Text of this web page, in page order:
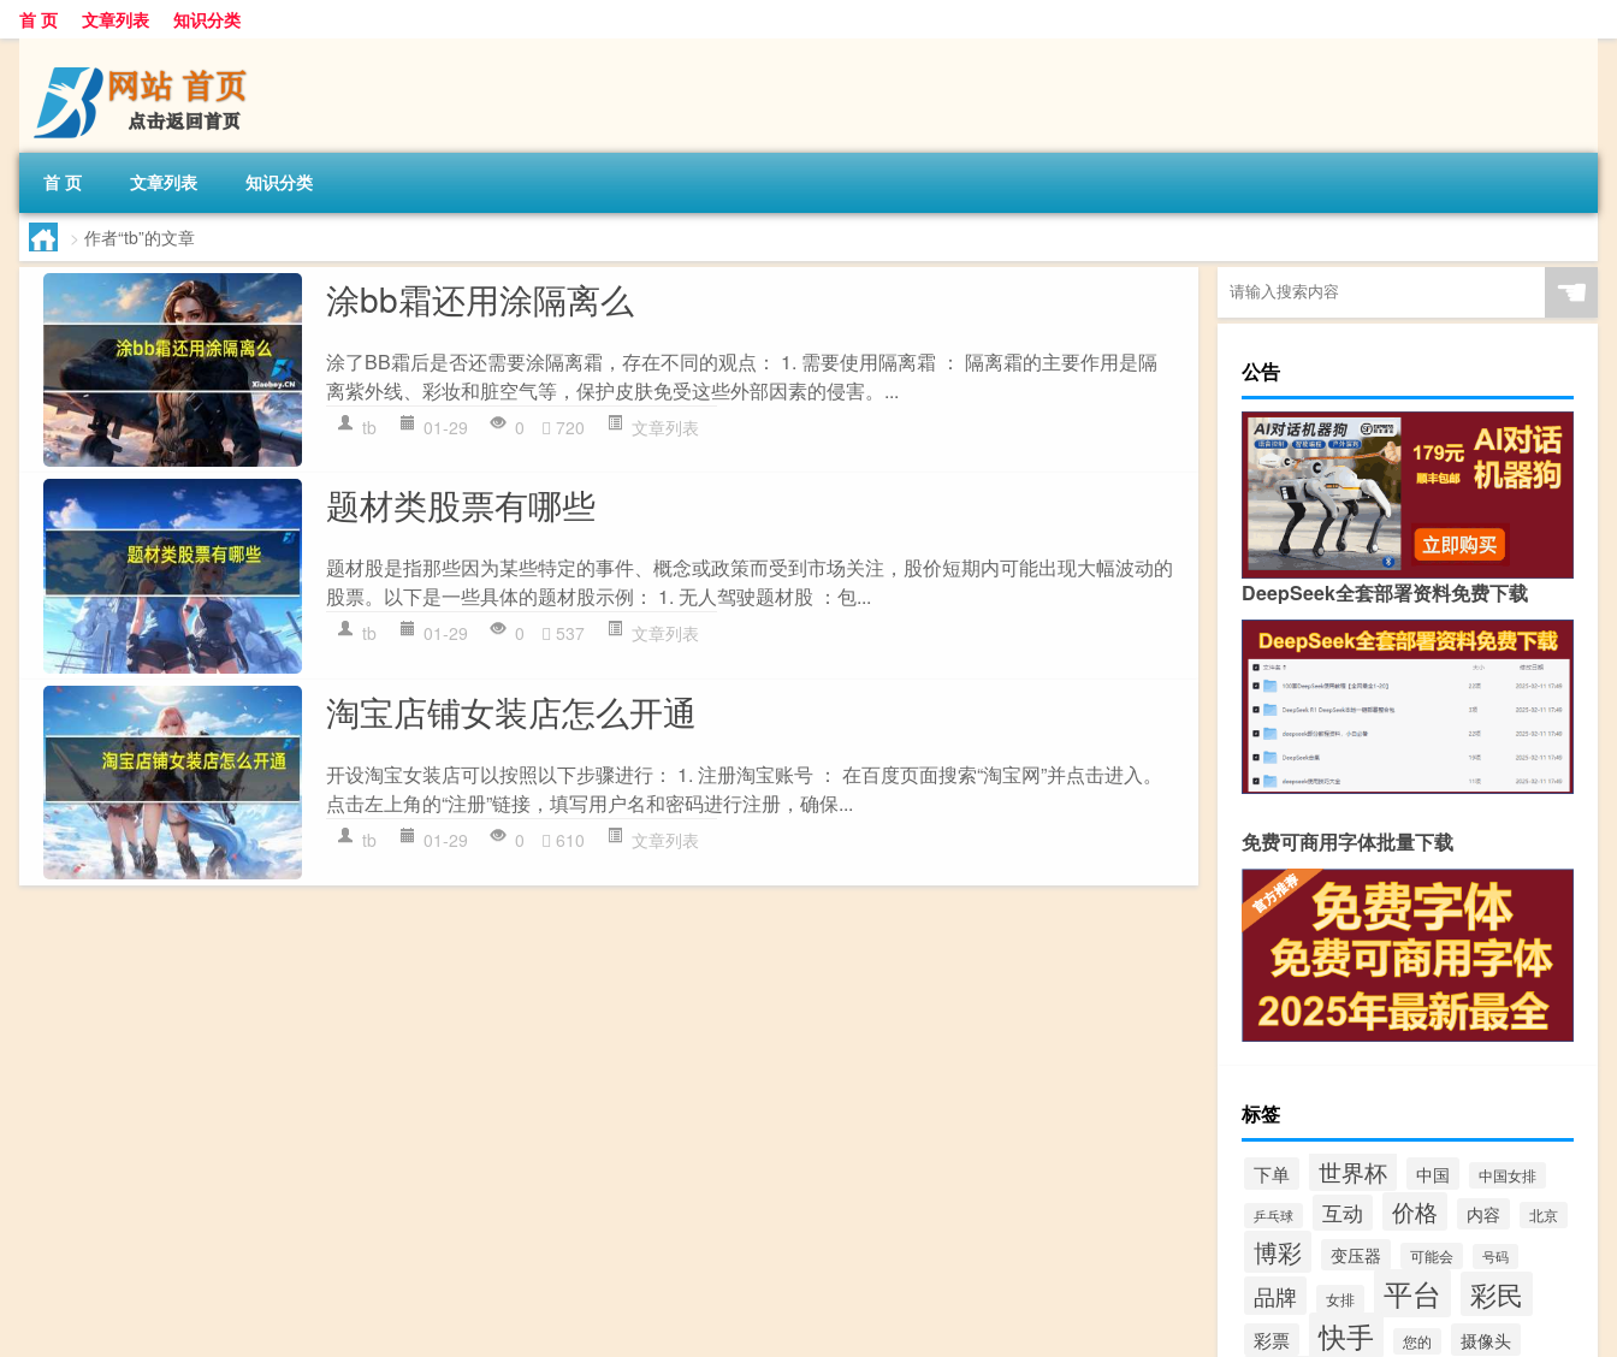
首 页 文章列表 知识分类
首 页 文章列表 知识分类
> 作者“tb”的文章
涂bb霜还用涂隔离么
涂了BB霜后是否还需要涂隔离霜，存在不同的观点： 1. 需要使用隔离霜 ： 隔离霜的主要作用是隔
离紫外线、彩妆和脏空气等，保护皮肤免受这些外部因素的侵害。...
tb 01-29 0 720 文章列表
题材类股票有哪些
题材股是指那些因为某些特定的事件、概念或政策而受到市场关注，股价短期内可能出现大幅波动的
股票。以下是一些具体的题材股示例： 1. 无人驾驶题材股 ：包...
tb 01-29 0 537 文章列表
淘宝店铺女装店怎么开通
开设淘宝女装店可以按照以下步骤进行： 1. 注册淘宝账号 ： 在百度页面搜索“淘宝网”并点击进入。
点击左上角的“注册”链接，填写用户名和密码进行注册，确保...
tb 01-29 0 610 文章列表
☚
公告
DeepSeek全套部署资料免费下载
免费可商用字体批量下载
标签
下单 世界杯 中国 中国女排
乒乓球 互动 价格 内容 北京
博彩 变压器 可能会 号码
品牌 女排 平台 彩民
彩票 快手 您的 摄像头